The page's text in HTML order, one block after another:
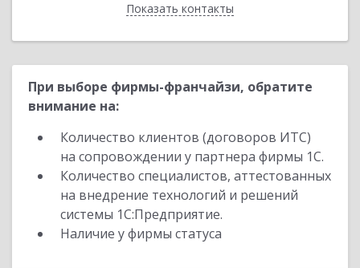
Показать контакты
Назад
При выборе фирмы-франчайзи, обратите
внимание на:
Количество клиентов (договоров ИТС)
на сопровождении у партнера фирмы 1С.
Количество специалистов, аттестованных
на внедрение технологий и решений
системы 1С:Предприятие.
Наличие у фирмы статуса